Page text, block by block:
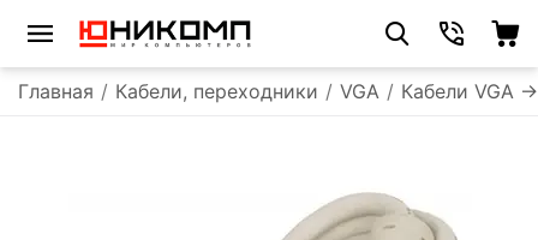
Главная / Кабели, переходники / VGA / Кабели VGA -